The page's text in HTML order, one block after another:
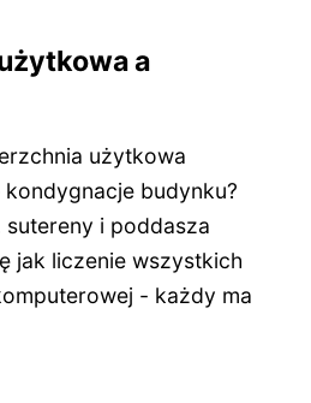
a
użytkowa
budynku?
i poddasza
jak liczenie wszystkich
- każdy ma